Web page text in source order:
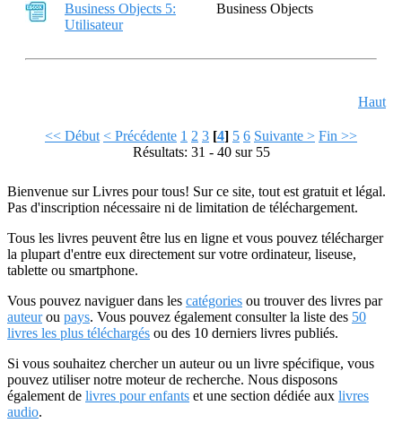
Business Objects 5:
Utilisateur
Business Objects
Haut
<< Début < Précédente 1 2 3 [4] 5 6 Suivante > Fin >>
Résultats: 31 - 40 sur 55
Bienvenue sur Livres pour tous! Sur ce site, tout est gratuit et légal.
Pas d'inscription nécessaire ni de limitation de téléchargement.
Tous les livres peuvent être lus en ligne et vous pouvez télécharger
la plupart d'entre eux directement sur votre ordinateur, liseuse,
tablette ou smartphone.
Vous pouvez naviguer dans les catégories ou trouver des livres par
auteurou pays. Vous pouvez également consulter la liste des 50
livres les plus téléchargés ou des 10 derniers livres publiés.
Si vous souhaitez chercher un auteur ou un livre spécifique, vous
pouvez utiliser notre moteur de recherche. Nous disposons
également de livres pour enfants et une section dédiée aux livres
audio.